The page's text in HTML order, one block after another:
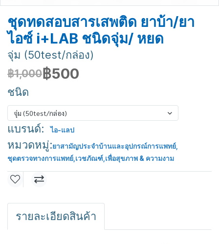
ชุดทดสอบสารเสพติด ยาบ้า/ยา
ไอซ์ i+LAB ชนิดจุ่ม/ หยด
จุ่ม (50test/กล่อง)
฿1,000฿500
ชนิด
จุ่ม (50test/กล่อง)
แบรนด์: ไอ-แลป
หมวดหมู่:ยาสามัญประจำบ้านและอุปกรณ์การแพทย์
ชุดตรวจทางการแพทย์ เวชภัณฑ์ เพื่อสุขภาพ & ความงาม
รายละเอียดสินค้า